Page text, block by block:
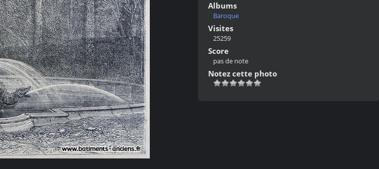
Albums
Baroque
Visites
25259
Score
pas de note
Notez cette photo